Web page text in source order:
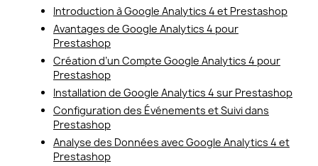
Introduction à Google Analytics 4 et Prestashop
Avantages de Google Analytics 4 pour
Prestashop
Création d’un Compte Google Analytics 4 pour
Prestashop
Installation de Google Analytics 4 sur Prestashop
Configuration des Événements et Suivi dans
Prestashop
Analyse des Données avec Google Analytics 4 et
Prestashop